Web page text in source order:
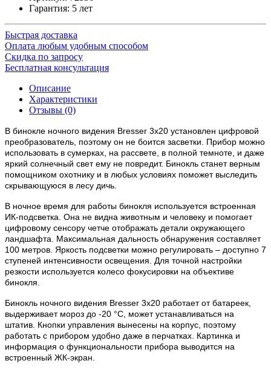
Гарантия: 5 лет
Быстрая доставка
Оплата любым удобным способом
Скидка по запросу
Бесплатная консультация
Описание
Характеристики
Отзывы (0)
В бинокле ночного видения Bresser 3x20 установлен цифровой
преобразователь, поэтому он не боится засветки. Прибор можно
использовать в сумерках, на рассвете, в полной темноте, и даже
яркий солнечный свет ему не повредит. Бинокль станет верным
помощником охотнику и в любых условиях поможет выследить
скрывающуюся в лесу дичь.
В ночное время для работы бинокля используется встроенная
ИК-подсветка. Она не видна животным и человеку и помогает
цифровому сенсору четче отображать детали окружающего
ландшафта. Максимальная дальность обнаружения составляет
100 метров. Яркость подсветки можно регулировать – доступно 7
ступеней интенсивности освещения. Для точной настройки
резкости используется колесо фокусировки на объективе
бинокля.
Бинокль ночного видения Bresser 3x20 работает от батареек,
выдерживает мороз до -20 °С, может устанавливаться на
штатив. Кнопки управления вынесены на корпус, поэтому
работать с прибором удобно даже в перчатках. Картинка и
информация о функциональности прибора выводится на
встроенный ЖК-экран.